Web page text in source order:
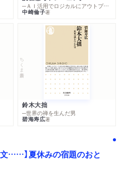
源／揺れ動く中国の戦争観
─ＡＩ活用でロジカルにアウトプットする技法
中崎倫子著
ちくま新書
鈴木大拙
─世界の禅を生んだ男
碧海寿広著
文……】夏休みの宿題のおと